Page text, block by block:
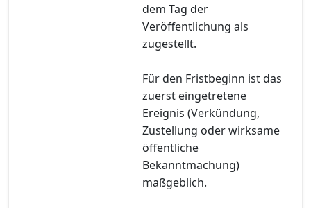
dem Tag der
Veröffentlichung als
zugestellt.
Für den Fristbeginn ist das
zuerst eingetretene
Ereignis (Verkündung,
Zustellung oder wirksame
öffentliche
Bekanntmachung)
maßgeblich.